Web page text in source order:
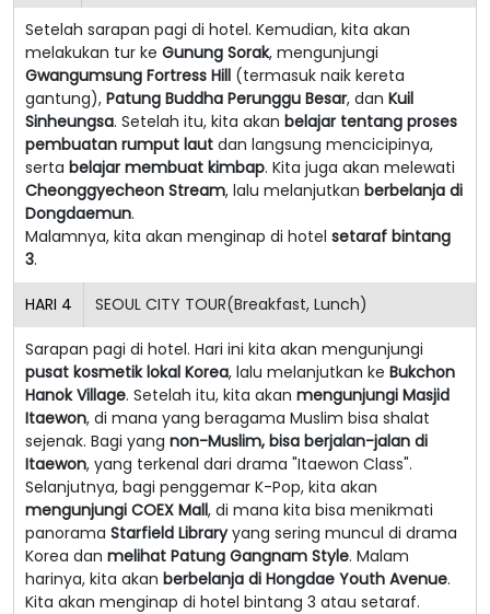
Setelah sarapan pagi di hotel. Kemudian, kita akan
melakukan tur ke Gunung Sorak, mengunjungi
Gwangumsung Fortress Hill (termasuk naik kereta
gantung), Patung Buddha Perunggu Besar, dan Kuil
Sinheungsa. Setelah itu, kita akan belajar tentang proses
pembuatan rumput laut dan langsung mencicipinya,
serta belajar membuat kimbap. Kita juga akan melewati
Cheonggyecheon Stream, lalu melanjutkan berbelanja di
Dongdaemun.
Malamnya, kita akan menginap di hotel setaraf bintang
3.
HARI 4 SEOUL CITY TOUR(Breakfast, Lunch)
Sarapan pagi di hotel. Hari ini kita akan mengunjungi
pusat kosmetik lokal Korea, lalu melanjutkan ke Bukchon
Hanok Village. Setelah itu, kita akan mengunjungi Masjid
Itaewon, di mana yang beragama Muslim bisa shalat
sejenak. Bagi yang non-Muslim, bisa berjalan-jalan di
Itaewon, yang terkenal dari drama "Itaewon Class".
Selanjutnya, bagi penggemar K-Pop, kita akan
mengunjungi COEX Mall, di mana kita bisa menikmati
panorama Starfield Libraryyang sering muncul di drama
Korea dan melihat Patung Gangnam Style. Malam
harinya, kita akan berbelanja di Hongdae Youth Avenue.
Kita akan menginap di hotel bintang 3 atau setaraf.